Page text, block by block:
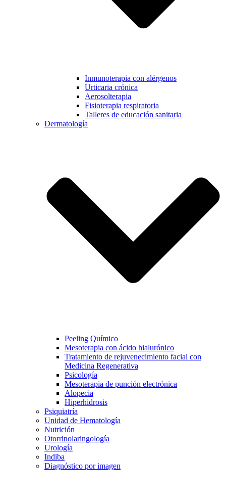
Inmunoterapia con alérgenos
Urticaria crónica
Aerosolterapia
Fisioterapia respiratoria
Talleres de educación sanitaria
Dermatología
Peeling Químico
Mesoterapia con ácido hialurónico
Tratamiento de rejuvenecimiento facial con
Medicina Regenerativa
Psicología
Mesoterapia de punción electrónica
Alopecia
Hiperhidrosis
Psiquiatría
Unidad de Hematología
Nutrición
Otorrinolaringología
Urología
Indiba
Diagnóstico por imagen